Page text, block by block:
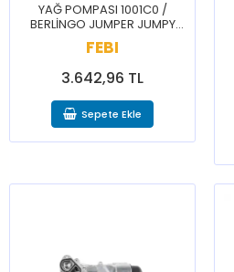
YAĞ POMPASI 1001C0 /
BERLİNGO JUMPER JUMPY
XSARA 206 BOXER EXPERT
PARTNER
FEBI
3.642,96 TL
Sepete Ekle